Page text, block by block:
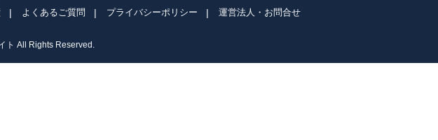
よくあるご質問 プライバシーポリシー 運営法人・お問合せ
ト All Rights Reserved.